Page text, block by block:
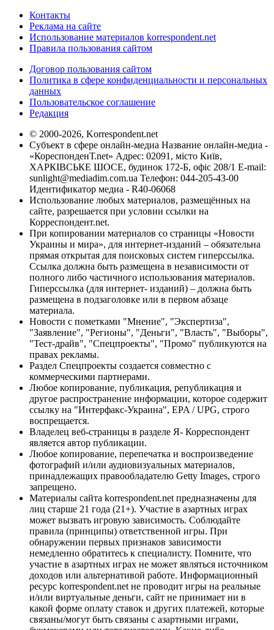
Контакты
Реклама на сайте
Использование материалов korrespondent.net
Правила пользования сайтом
Договор пользования сайтом
Политика в сфере конфиденциальности и персональных
данных
Пользовательское соглашение
Редакция
© 2000-2026, Korrespondent.net
Субъект в сфере онлайн-медиа Название онлайн-медиа -
«КореспонденТ.net» Адрес: 02091, місто Київ,
ХАРКІВСЬКЕ ШОСЕ, будинок 172-Б, офіс 208/1 E-mail:
sunlight@mediadim.com.ua Телефон: 044-205-43-00
Идентификатор медиа - R40-06068
Использование любых материалов, размещённых на
сайте, разрешается при условии ссылки на
Корреспондент.net.
При копировании материалов со страницы «Новости
Украины и мира», для интернет-изданий – обязательна
прямая открытая для поисковых систем гиперссылка.
Ссылка должна быть размещена в независимости от
полного либо частичного использования материалов.
Гиперссылка (для интернет- изданий) – должна быть
размещена в подзаголовке или в первом абзаце
материала.
Новости с пометками "Мнение", "Экспертиза",
"Заявление", "Регионы", "Деньги", "Власть", "Выборы",
"Тест-драйв", "Спецпроекты", "Промо" публикуются на
правах рекламы.
Раздел Спецпроекты создается совместно с
коммерческими партнерами.
Любое копирование, публикация, републикация и
другое распространение информации, которое содержит
ссылку на "Интерфакс-Украина", EPA / UPG, строго
воспрещается.
Владелец веб-страницы в разделе Я- Корреспондент
является автор публикации.
Любое копирование, перепечатка и воспроизведение
фотографий и/или аудиовизуальных материалов,
принадлежащих правообладателю Getty Images, строго
запрещено.
Материалы сайта korrespondent.net предназначены для
лиц старше 21 года (21+). Участие в азартных играх
может вызвать игровую зависимость. Соблюдайте
правила (принципы) ответственной игры. При
обнаружении первых признаков зависимости
немедленно обратитесь к специалисту. Помните, что
участие в азартных играх не может являться источником
доходов или альтернативой работе. Информационный
ресурс korrespondent.net не проводит игры на реальные
и/или виртуальные деньги, сайт не принимает ни в
какой форме оплату ставок и других платежей, которые
связаны/могут быть связаны с азартными играми,